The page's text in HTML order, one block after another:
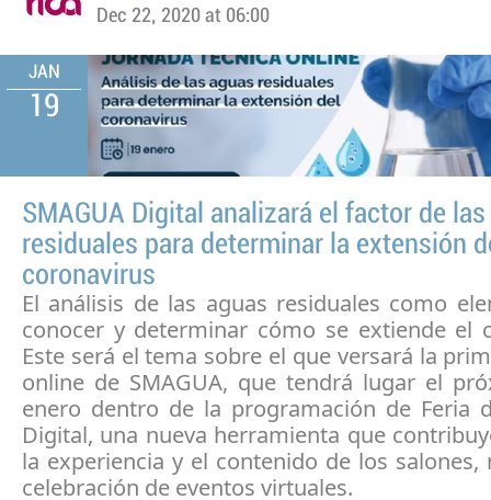
Dec 22, 2020 at 06:00
JAN
19
SMAGUA Digital analizará el factor de
residuales para determinar la extensión
coronavirus
El análisis de las aguas residuales como
conocer y determinar cómo se extiende el
Este será el tema sobre el que versará la
online de SMAGUA, que tendrá lugar el
enero dentro de la programación de Feria
Digital, una nueva herramienta que
la experiencia y el contenido de los salones,
celebración de eventos virtuales.